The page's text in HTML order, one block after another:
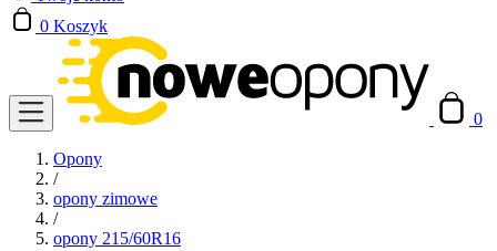
0 Koszyk
0
Opony
/
opony zimowe
/
opony 215/60R16